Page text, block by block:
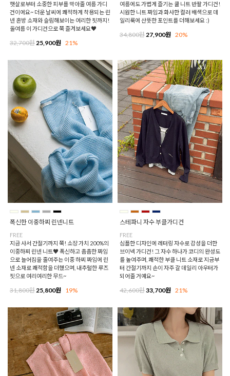
햇살로부터 소중한 피부를 막아줄 여름 가디
건이에요~ 더운 날씨에 쾌적하게 착용되는 린
넨 혼방 소재와 슬림해보이는 여리한 핏까지!
올여름 이 가디건으로 쭉 즐겨보세요♥
32,700원25,900원 21%
여름에도 가볍게 즐기는 쿨 니트 반팔 가디건!
시원한 니트 짜임과 화사한 컬러 배색으로 데
일리룩에 산뜻한 포인트를 더해보세요 :)
34,800원27,900원 20%
폭신한 이중하찌 린넨니트
FREE
지금 사서 간절기까지 쭉! 소장 가치 200%의
이중하찌 린넨 니트♥ 폭신하고 촘촘한 짜임
으로 늘어짐을 줄여주는 이중 하찌 짜임에 린
넨 소재로 쾌적함을 더했으며, 내추럴한 루즈
핏으로 여리여리한 무드~
31,800원 25,800원 19%
스테파니 자수 부클가디건
FREE
심플한 디자인에 레터링 자수로 감성을 더한
브이넥 가디건! 그 자수 하나가 코디의 완성도
를 높여주며, 쾌적한 부클 니트 소재로 지금부
터 간절기까지 손이 자주 갈 데일리 아우터가
되어줄 거예요~
42,600원33,700원 21%